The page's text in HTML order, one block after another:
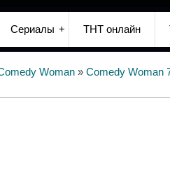
Сериалы ТНТ онлайн
Woman » Comedy Woman